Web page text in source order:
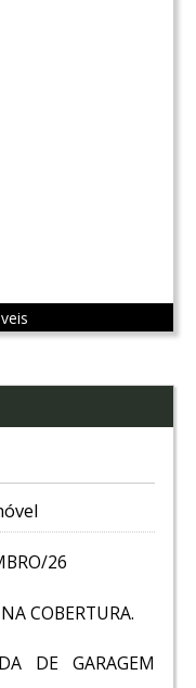
26
COBERTURA.
DE GARAGEM